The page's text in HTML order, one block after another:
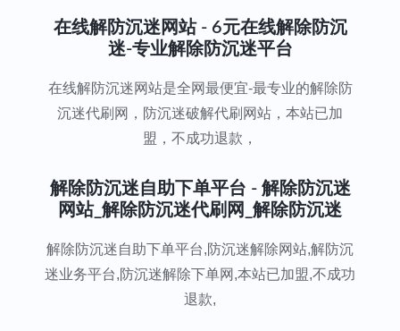
在线解防沉迷网站 - 6元在线解除防沉
迷-专业解除防沉迷平台
在线解防沉迷网站是全网最便宜-最专业的解除防
沉迷代刷网，防沉迷破解代刷网站，本站已加
盟，不成功退款，
解除防沉迷自助下单平台 - 解除防沉迷
网站_解除防沉迷代刷网_解除防沉迷
解除防沉迷自助下单平台,防沉迷解除网站,解防沉
迷业务平台,防沉迷解除下单网,本站已加盟,不成功
退款,